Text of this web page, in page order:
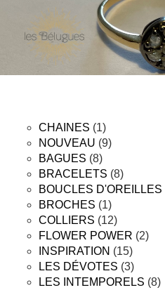
CHAINES 11
produit
NOUVEAU 99
BAGUES 88
produits
BRACELETS 88
produits
BOUCLES D'OREILLES
BROCHES 11
produit
COLLIERS 1212
produits
FLOWER POWER 22
INSPIRATION 1515
produits
LES DÉVOTES 33
produits
LES INTEMPORELS 88